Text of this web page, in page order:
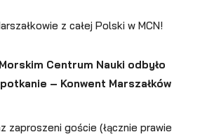
z całej Polski w MCN!
Centrum Nauki odbyło
– Konwent Marszałków
zaproszeni goście (łącznie prawie